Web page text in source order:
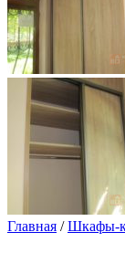
Главная /Шкафы-